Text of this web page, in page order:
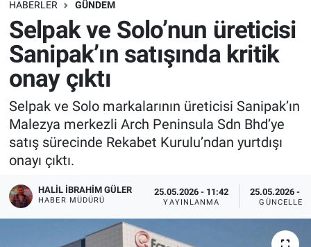
HABERLER GÜNDEM
Selpak ve Solo’nun üreticisi
Sanipak’ın satışında kritik
onay çıktı
Selpak ve Solo markalarının üreticisi Sanipak’ın
Malezya merkezli Arch Peninsula Sdn Bhd’ye
satış sürecinde Rekabet Kurulu’ndan yurtdışı
onayı çıktı.
HALIL İBRAHIM GÜLER
HABER MÜDÜRÜ
25.05.2026 - 11:42
YAYINLANMA
25.05.2026 -